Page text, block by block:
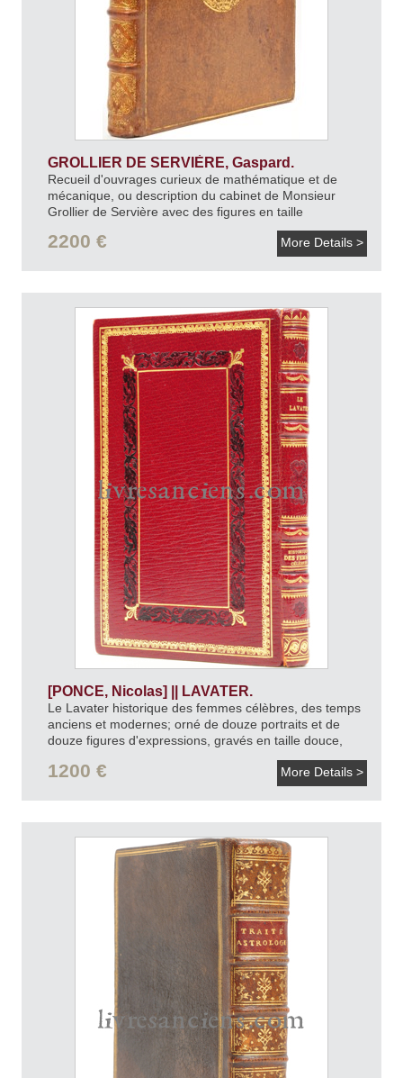
GROLLIER DE SERVIÈRE, Gaspard.
Recueil d'ouvrages curieux de mathématique et de
mécanique, ou description du cabinet de Monsieur
Grollier de Servière avec des figures en taille
2200 € More Details >
[PONCE, Nicolas] || LAVATER.
Le Lavater historique des femmes célèbres, des temps
anciens et modernes; orné de douze portraits et de
douze figures d'expressions, gravés en taille douce,
1200 € More Details >